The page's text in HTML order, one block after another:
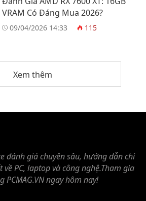
VRAM Có Đáng Mua 2026?
09/04/2026 14:33 115
Xem thêm
đánh giá chuyên sâu, hướng dẫn chi
PC, laptop và công nghệ.Tham gia
PCMAG.VN ngay hôm nay!